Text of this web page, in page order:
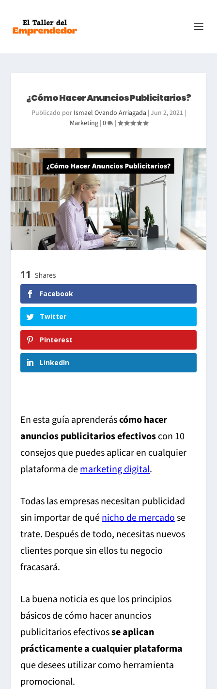
¿Cómo Hacer Anuncios Publicitarios?
Publicado por Ismael Ovando Arriagada | Jun 2, 2021 |
Marketing| 0 |
11
Shares
Facebook
Twitter
Pinterest
LinkedIn
En esta guía aprenderáscómo hacer
anuncios publicitarios efectivoscon 10
consejos que puedes aplicar en cualquier
plataforma demarketing digital.
Todas las empresas necesitan publicidad
sin importar de quénicho de mercadose
trate. Después de todo, necesitas nuevos
clientes porque sin ellos tu negocio
fracasará.
La buena noticia es que los principios
básicos de cómo hacer anuncios
publicitarios efectivosse aplican
prácticamente a cualquier plataforma
que desees utilizar como herramienta
promocional.